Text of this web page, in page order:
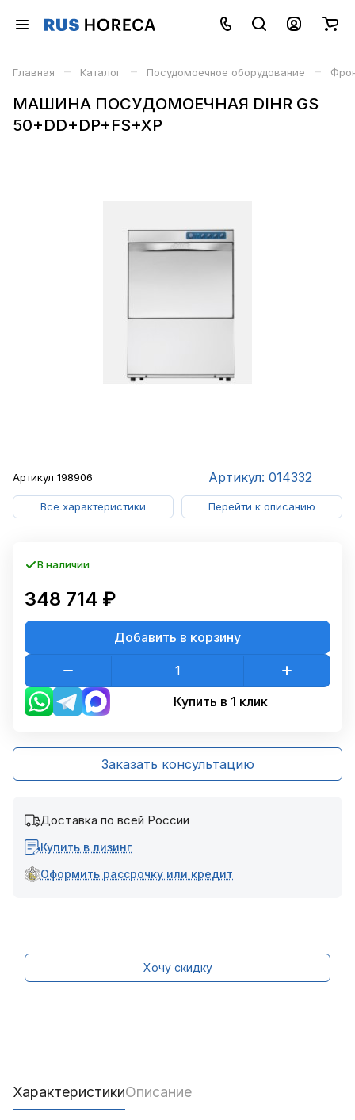
Главная – Каталог – Посудомоечное оборудование –
МАШИНА ПОСУДОМОЕЧНАЯ DIHR GS
50+DD+DP+FS+XP
Артикул 198906 Артикул: 014332
Все характеристики Перейти к описанию
В наличии
348 714 ₽
Добавить в корзину
Купить в 1 клик
Заказать консультацию
Доставка по всей России
Купить в лизинг
Оформить рассрочку или кредит
Хочу скидку
ХарактеристикиОписание